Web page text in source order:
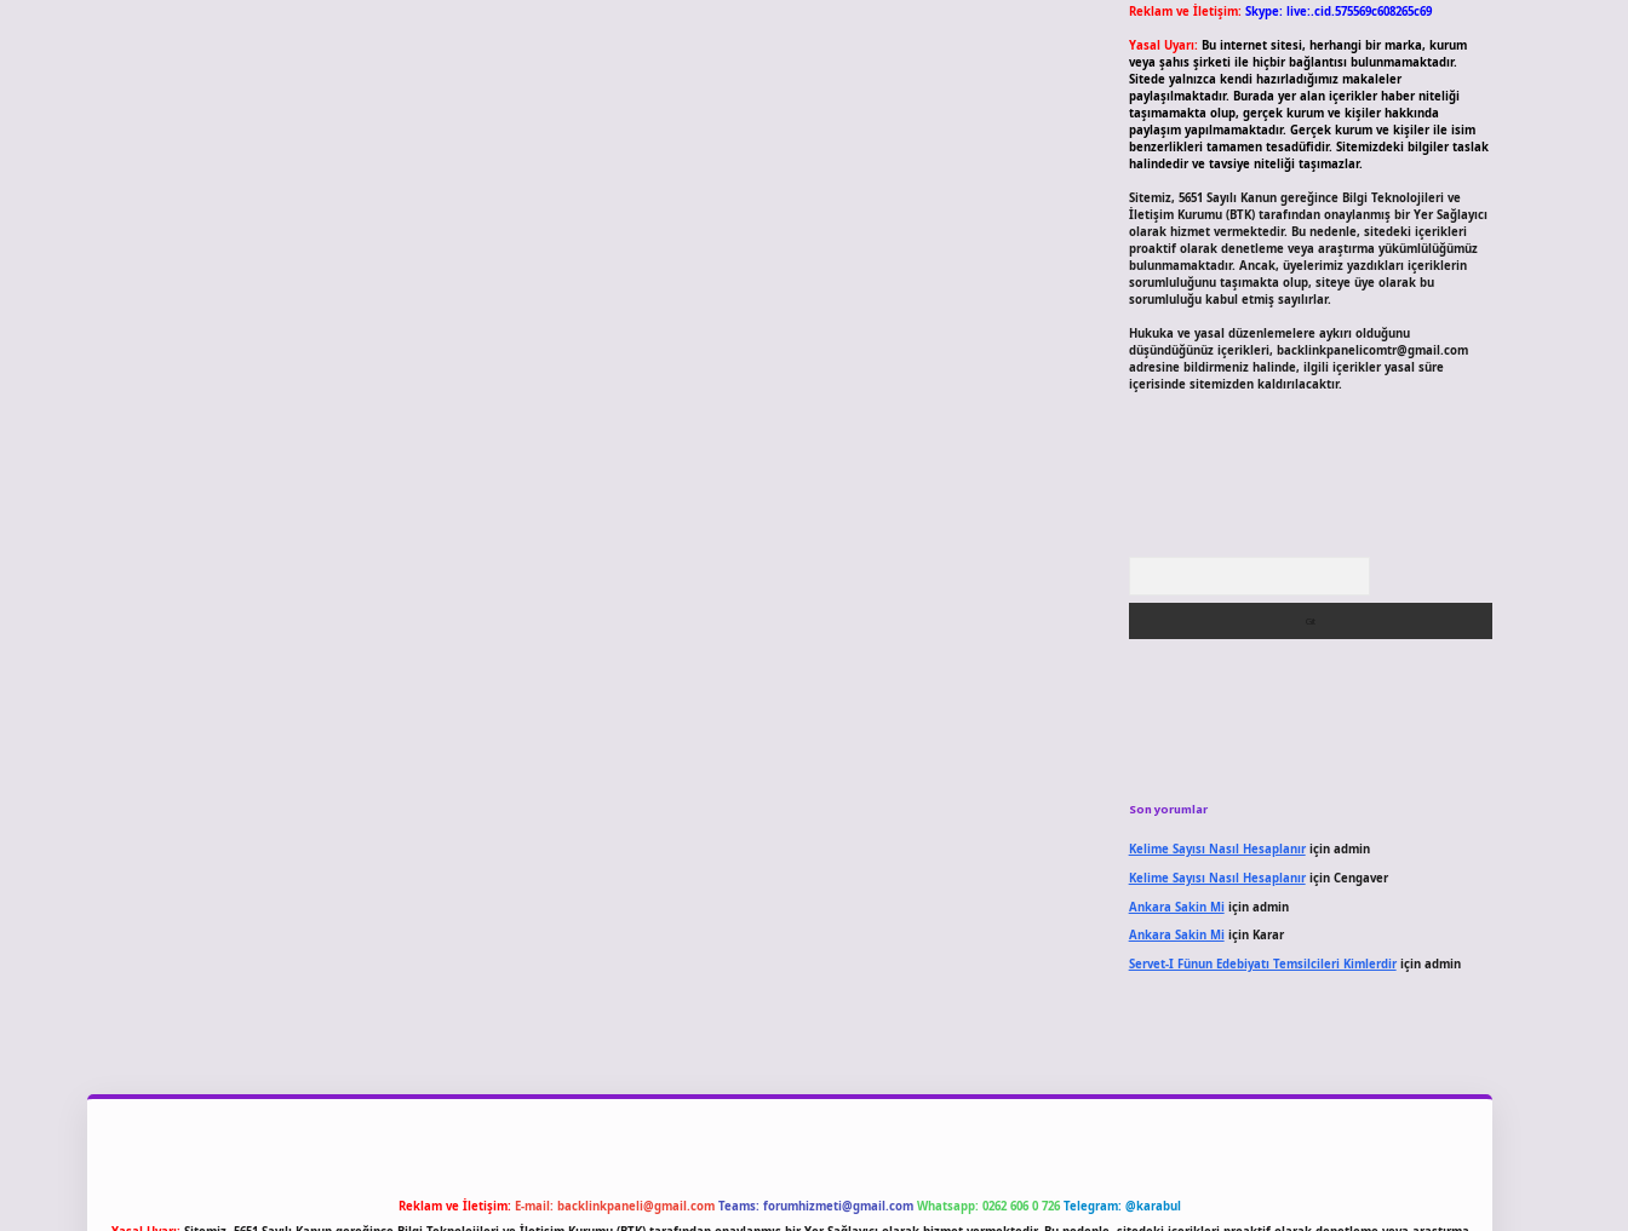
Reklam ve İletişim: Skype: live:.cid.575569c608265c69
Yasal Uyarı: Bu internet sitesi, herhangi bir marka, kurum
veya şahıs şirketi ile hiçbir bağlantısı bulunmamaktadır.
Sitede yalnızca kendi hazırladığımız makaleler
paylaşılmaktadır. Burada yer alan içerikler haber niteliği
taşımamakta olup, gerçek kurum ve kişiler hakkında
paylaşım yapılmamaktadır. Gerçek kurum ve kişiler ile isim
benzerlikleri tamamen tesadüfidir. Sitemizdeki bilgiler taslak
halindedir ve tavsiye niteliği taşımazlar.
Sitemiz, 5651 Sayılı Kanun gereğince Bilgi Teknolojileri ve
İletişim Kurumu (BTK) tarafından onaylanmış bir Yer Sağlayıcı
olarak hizmet vermektedir. Bu nedenle, sitedeki içerikleri
proaktif olarak denetleme veya araştırma yükümlülüğümüz
bulunmamaktadır. Ancak, üyelerimiz yazdıkları içeriklerin
sorumluluğunu taşımakta olup, siteye üye olarak bu
sorumluluğu kabul etmiş sayılırlar.
Hukuka ve yasal düzenlemelere aykırı olduğunu
düşündüğünüz içerikleri, backlinkpanelicomtr@gmail.com
adresine bildirmeniz halinde, ilgili içerikler yasal süre
içerisinde sitemizden kaldırılacaktır.
Son yorumlar
Kelime Sayısı Nasıl Hesaplanıriçin admin
Kelime Sayısı Nasıl Hesaplanıriçin Cengaver
Ankara Sakin Miiçin admin
Ankara Sakin Miiçin Karar
Servet-I Fünun Edebiyatı Temsilcileri Kimlerdiriçin admin
Reklam ve İletişim: E-mail: backlinkpaneli@gmail.com Teams: forumhizmeti@gmail.com Whatsapp: 0262 606 0 726 Telegram: @karabul